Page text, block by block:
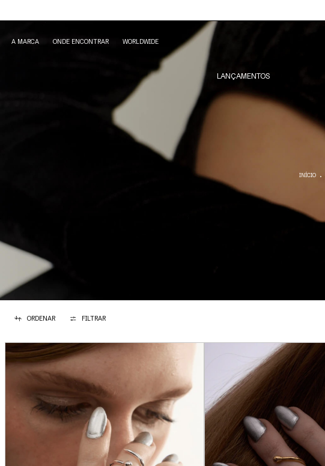
A MARCA ONDE ENCONTRAR WORLDWIDE
LANÇAMENTOS
INÍCIO .
ORDENAR FILTRAR